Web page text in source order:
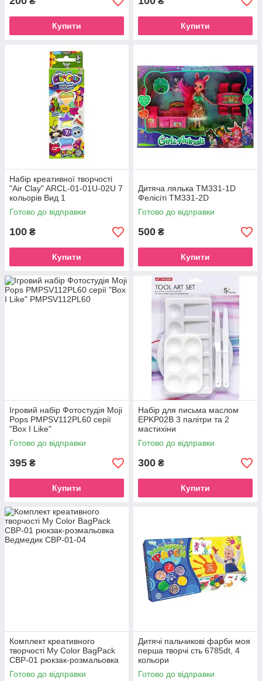
Купити Купити
Набір креативної творчості
"Air Clay" ARCL-01-01U-02U 7
кольорів Вид 1
Готово до відправки
100 ₴
Купити
Дитяча лялька TM331-1D
Фелісіті ТМ331-2D
Готово до відправки
500 ₴
Купити
Ігровий набір Фотостудія Moji
Pops PMPSV112PL60 серії
"Box I Like"
Готово до відправки
395 ₴
Купити
Набір для письма маслом
EPKP02B 3 палітри та 2
мастихіни
Готово до відправки
300 ₴
Купити
Комплект креативного
творчості My Color BagPack
CBP-01 рюкзак-розмальовка
Ведмедик
Готово до відправки
Дитячі пальчикові фарби моя
перша творчі сть 6785dt, 4
кольори
Готово до відправки